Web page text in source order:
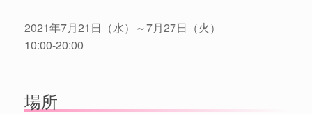
2021年7月21日（水）～7月27日（火）
10:00-20:00
場所